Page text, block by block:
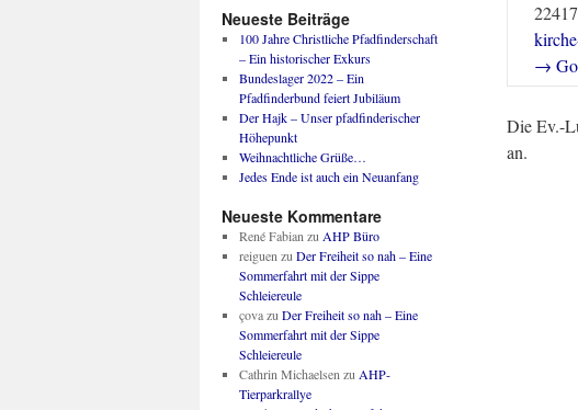
→
Die Ev.-
an.
Neueste Beiträge
100 Jahre Christliche Pfadfinderschaft
– Ein historischer Exkurs
Bundeslager 2022 – Ein
Pfadfinderbund feiert Jubiläum
Der Hajk – Unser pfadfinderischer
Höhepunkt
Weihnachtliche Grüße…
Jedes Ende ist auch ein Neuanfang
Neueste Kommentare
René Fabian zu AHP Büro
reiguen zu Der Freiheit so nah – Eine
Sommerfahrt mit der Sippe
Schleiereule
çovazu Der Freiheit so nah – Eine
Sommerfahrt mit der Sippe
Schleiereule
Cathrin Michaelsen zu AHP-
Tierparkrallye